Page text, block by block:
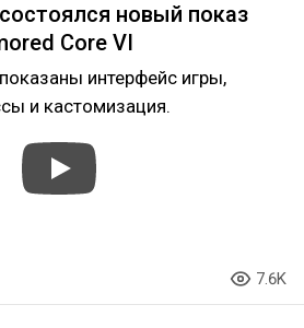
новый показ
Core VI
интерфейс игры,
и кастомизация.
7.6K